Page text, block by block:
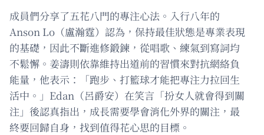
成員們分享了五花八門的專注心法。入行八年的
Anson Lo（盧瀚霆）認為，保持最佳狀態是專業表現
的基礎，因此不斷進修鍛鍊，從唱歌、練氣到寫詞均
不鬆懈。姜濤則依靠維持出道前的習慣來對抗網絡負
能量，他表示：「跑步、打籃球才能把專注力拉回生
活中。」Edan（呂爵安）在笑言「扮女人就會得到關
注」後認真指出，成長需要學會消化外界的關注，最
終要回歸自身，找到值得花心思的目標。